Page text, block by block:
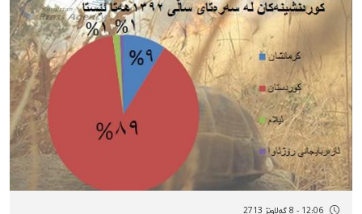
12:06 - 8 گەلاوێژ 2713